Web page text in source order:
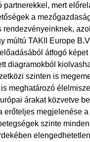
mert
a
múltú TAKII Europe
átfogó
diagramokból
szinten is
meghatározó
árakat közvetve
megjelenése
szinte